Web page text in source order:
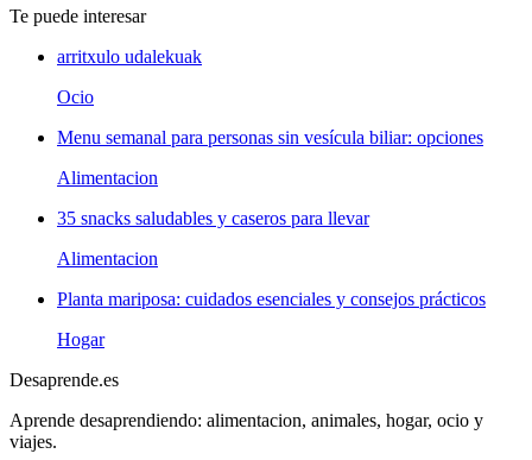
Te puede interesar
arritxulo udalekuak
Ocio
Menu semanal para personas sin vesícula biliar: opciones
Alimentacion
35 snacks saludables y caseros para llevar
Alimentacion
Planta mariposa: cuidados esenciales y consejos prácticos
Hogar
Desaprende.es
Aprende desaprendiendo: alimentacion, animales, hogar, ocio y
viajes.